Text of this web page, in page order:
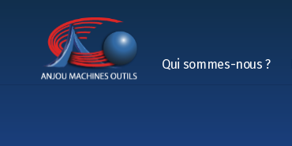
Qui sommes-nous ?